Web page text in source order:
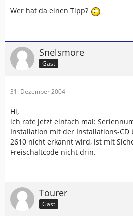
Wer hat da einen Tipp?
Snelsmore
Gast
31. Dezember 2004
Hi,
ich rate jetzt einfach mal:
Installation mit der Installations-CD
2610 nicht erkannt wird, ist mit
Freischaltcode nicht drin.
Tourer
Gast